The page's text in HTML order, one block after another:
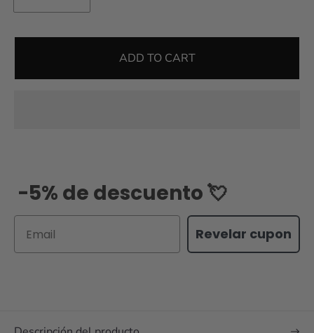
ADD TO CART
-5% de descuento 💘
Revelar cupon